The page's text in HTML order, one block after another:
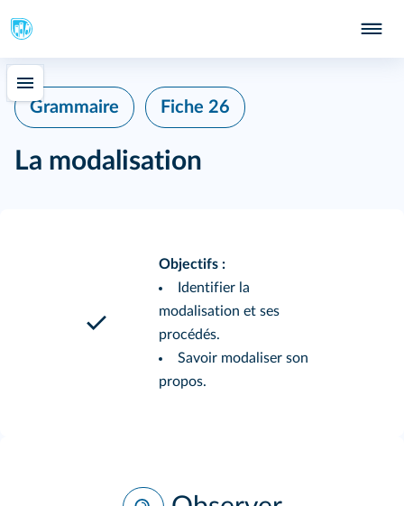
Grammaire Fiche 26
La modalisation
Objectifs :
Identifier la
modalisation et ses
procédés.
Savoir modaliser son
propos.